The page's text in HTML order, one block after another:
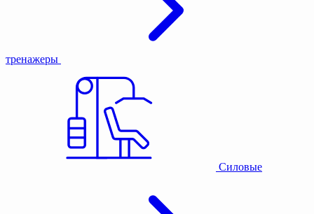
тренажеры
Силовые